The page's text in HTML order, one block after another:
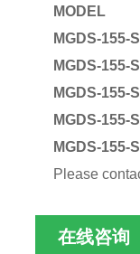
MODEL
MGDS-155-
MGDS-155-
MGDS-155-
MGDS-155-
MGDS-155-
Please
在线咨询